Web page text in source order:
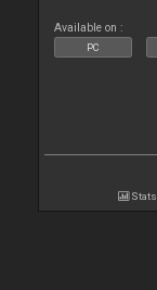
Available on :
PC
Stats